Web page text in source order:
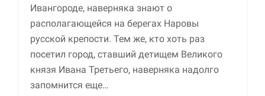
Ивангороде, наверняка знают о
располагающейся на берегах Наровы
русской крепости. Тем же, кто хоть раз
посетил город, ставший детищем Великого
князя Ивана Третьего, наверняка надолго
запомнится еще…
необходимы для
веб-сайта.
Статистика и
аналитика